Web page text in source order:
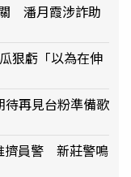
潘月霞涉詐助
狠虧「以為在伸
再見台粉準備歌
擠員警 新莊警鳴